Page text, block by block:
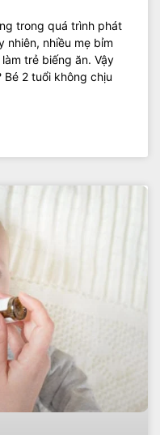
trong quá trình phát
nhiên, nhiều mẹ bỉm
trẻ biếng ăn. Vậy
2 tuổi không chịu